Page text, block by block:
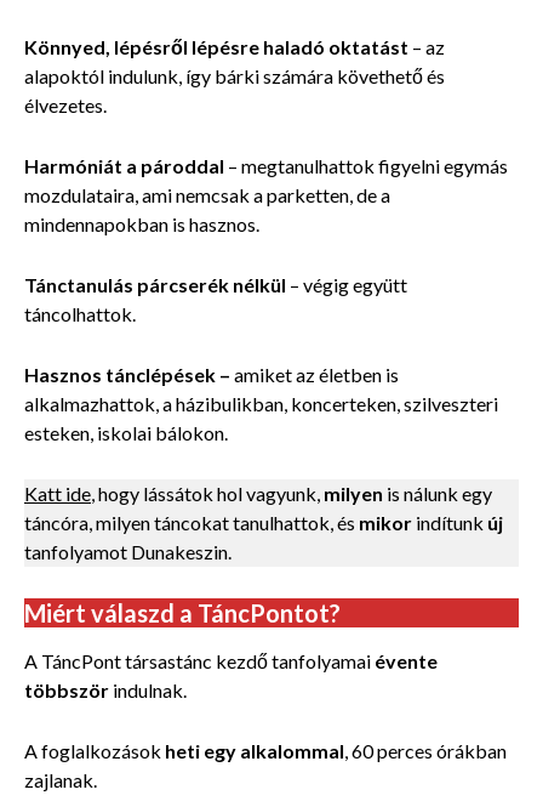
Könnyed, lépésről lépésre haladó oktatást – az
alapoktól indulunk, így bárki számára követhető és
élvezetes.
Harmóniát a pároddal – megtanulhattok figyelni egymás
mozdulataira, ami nemcsak a parketten, de a
mindennapokban is hasznos.
Tánctanulás párcserék nélkül – végig együtt
táncolhattok.
Hasznos tánclépések – amiket az életben is
alkalmazhattok, a házibulikban, koncerteken, szilveszteri
esteken, iskolai bálokon.
Katt ide, hogy lássátok hol vagyunk, milyen is nálunk egy
táncóra, milyen táncokat tanulhattok, és mikor indítunk új
tanfolyamot Dunakeszin.
Miért válaszd a TáncPontot?
A TáncPont társastánc kezdő tanfolyamai évente
többször indulnak.
A foglalkozások heti egy alkalommal, 60 perces órákban
zajlanak.